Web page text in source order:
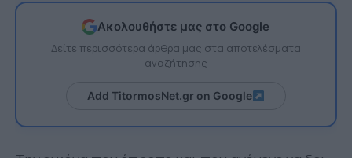
Ακολουθήστε μας στο Google
Δείτε περισσότερα άρθρα μας στα αποτελέσματα
αναζήτησης
Add TitormosNet.gr on Google